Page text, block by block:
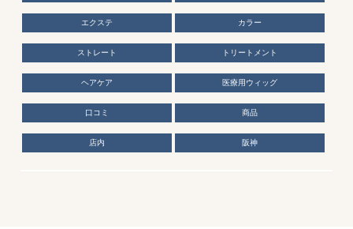
エクステ カラー
ストレート トリートメント
ヘアケア 医療用ウィッグ
口コミ 商品
店内 阪神